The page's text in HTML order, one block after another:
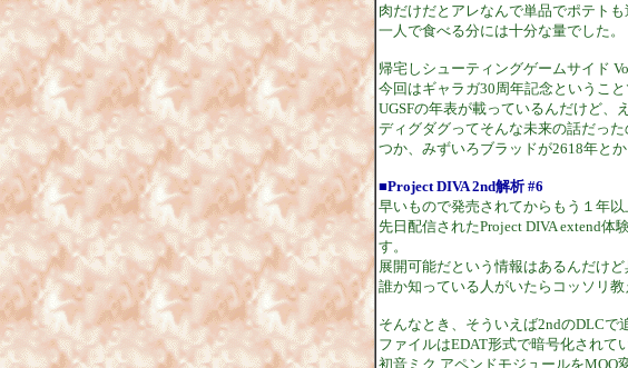
肉だけだとアレなんで単品でポテトも
一人で食べる分には十分な量でした。
帰宅しシューティングゲームサイド
今回はギャラガ30周年記念というこ
UGSFの年表が載っているんだけど、
ディグダグってそんな未来の話だった
つか、みずいろブラッドが2618年とか
■Project DIVA 2nd解析 #6
早いもので発売されてからもう１年以
先日配信されたProject DIVA extend体
す。
展開可能だという情報はあるんだけ
誰か知っている人がいたらコッソリ
そんなとき、そういえば2ndのDLCで
ファイルはEDAT形式で暗号化されて
初音ミク アペンドモジュールをMQO